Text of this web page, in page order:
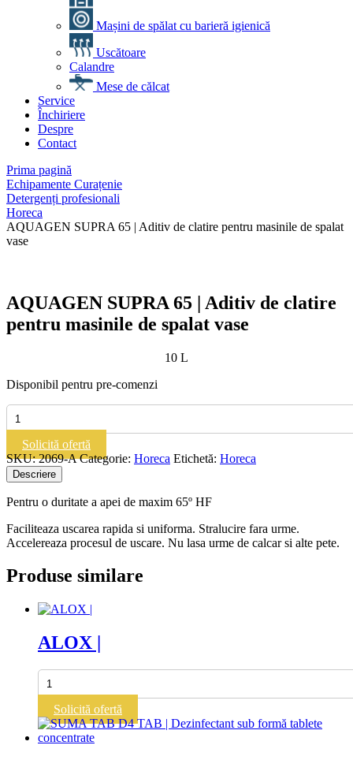
Mașini de spălat cu barieră igienică
Uscătoare
Calandre
Mese de călcat
Service
Închiriere
Despre
Contact
Prima pagină
Echipamente Curațenie
Detergenți profesionali
Horeca
AQUAGEN SUPRA 65 | Aditiv de clatire pentru masinile de spalat
vase
AQUAGEN SUPRA 65 | Aditiv de clatire
pentru masinile de spalat vase
10 L
Disponibil pentru pre-comenzi
Cantitate
AQUAGEN
SUPRA
65
|
Aditiv
de
clatire
pentru
masinile
spalat
vase
Solicită ofertă
SKU:2069-A Categorie: Horeca Etichetă: Horeca
Descriere
Pentru o duritate a apei de maxim 65º HF
Faciliteaza uscarea rapida si uniforma. Stralucire fara urme.
Accelereaza procesul de uscare. Nu lasa urme de calcar si alte pete.
Produse similare
ALOX |
Cantitate
ALOX
Solicită ofertă